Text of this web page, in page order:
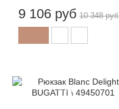
9 106 руб 10 348 руб
-12%